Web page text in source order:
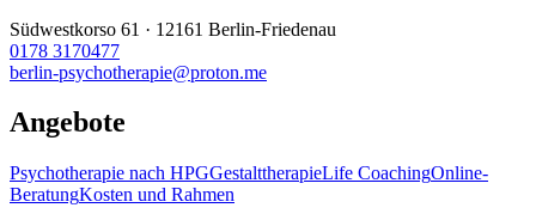
Südwestkorso 61 · 12161 Berlin-Friedenau
0178 3170477
berlin-psychotherapie@proton.me
Angebote
Psychotherapie nach HPGGestalttherapieLife CoachingOnline-
BeratungKosten und Rahmen